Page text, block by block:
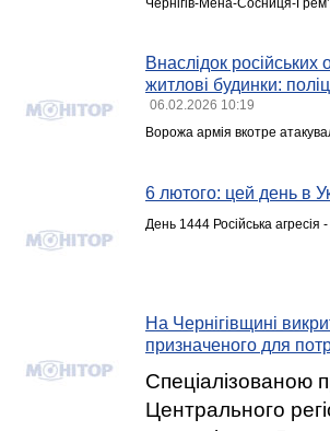
Чернігів-Мена-Сосниця-
Внаслідок російських
житлові будинки:
06.02.2026 10:19
Ворожа армія вкотре
6 лютого: цей день в
День 1444 Російська
На Чернігівщині
призначеного для
Спеціалізованою
Центрального